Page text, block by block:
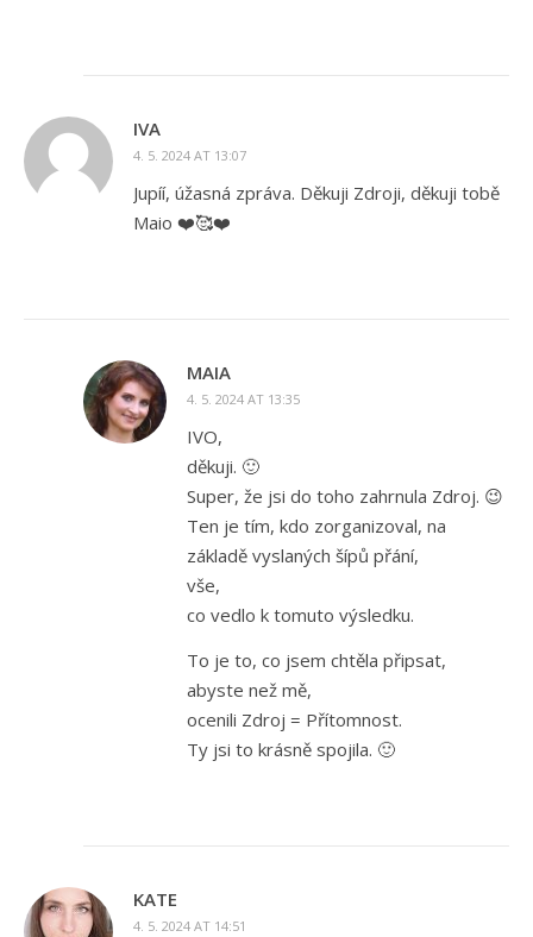
IVA
4. 5. 2024 AT 13:07
Jupíí, úžasná zpráva. Děkuji Zdroji, děkuji tobě
Maio ❤️🥰❤️
MAIA
4. 5. 2024 AT 13:35
IVO,
děkuji. 🙂
Super, že jsi do toho zahrnula Zdroj. 😉
Ten je tím, kdo zorganizoval, na
základě vyslaných šípů přání,
vše,
co vedlo k tomuto výsledku.
To je to, co jsem chtěla připsat,
abyste než mě,
ocenili Zdroj = Přítomnost.
Ty jsi to krásně spojila. 🙂
KATE
4. 5. 2024 AT 14:51